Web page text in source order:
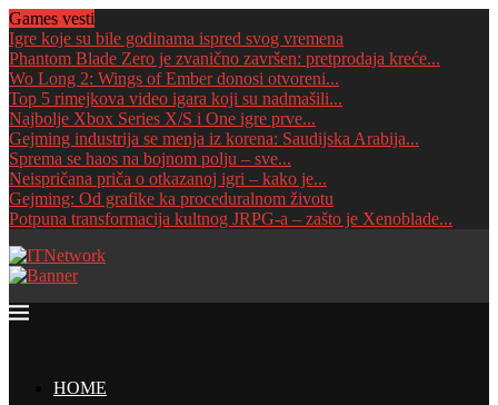
Games vesti
Igre koje su bile godinama ispred svog vremena
Phantom Blade Zero je zvanično završen: pretprodaja kreće...
Wo Long 2: Wings of Ember donosi otvoreni...
Top 5 rimejkova video igara koji su nadmašili...
Najbolje Xbox Series X/S i One igre prve...
Gejming industrija se menja iz korena: Saudijska Arabija...
Sprema se haos na bojnom polju – sve...
Neispričana priča o otkazanoj igri – kako je...
Gejming: Od grafike ka proceduralnom životu
Potpuna transformacija kultnog JRPG-a – zašto je Xenoblade...
HOME